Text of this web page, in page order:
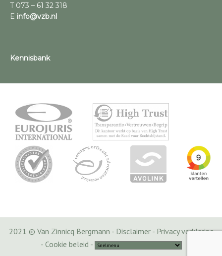
T 073 – 61 32 318
E info@vzb.nl
Kennisbank
2021 © Van Zinnicq Bergmann - Disclaimer- Privacy verklaring
- Cookie beleid -